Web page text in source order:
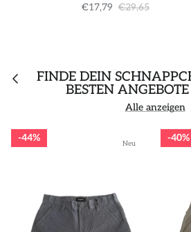
€17,79 €29,65
FINDE DEIN
BESTEN
Alle anzeigen
Neu
44% 40%